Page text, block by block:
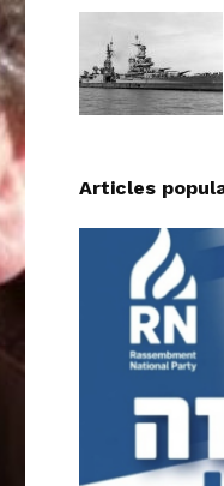
Articles